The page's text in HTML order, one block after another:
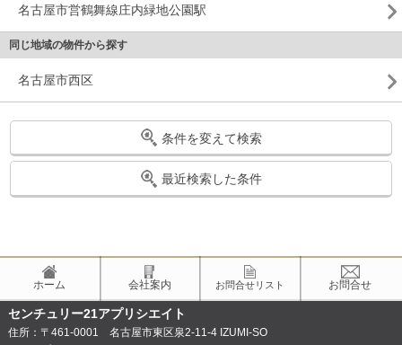
名古屋市営鶴舞線庄内緑地公園駅
同じ地域の物件から探す
名古屋市西区
条件を変えて検索
最近検索した条件
ホーム 会社案内 お問合せリスト お問合せ
センチュリー21アプリシエイト
住所：〒461-0001 名古屋市東区泉2-11-4 IZUMI-SO